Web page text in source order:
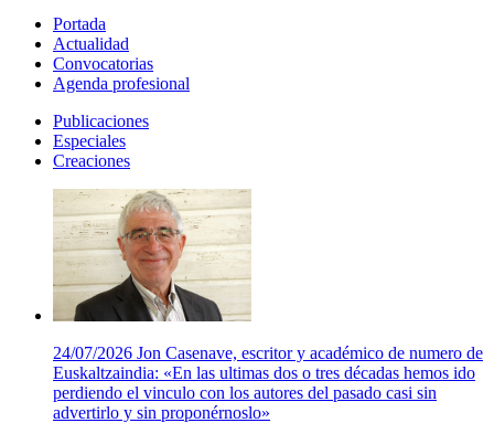
Portada
Actualidad
Convocatorias
Agenda profesional
Publicaciones
Especiales
Creaciones
24/07/2026 Jon Casenave, escritor y académico de numero de
Euskaltzaindia: «En las ultimas dos o tres décadas hemos ido
perdiendo el vinculo con los autores del pasado casi sin
advertirlo y sin proponérnoslo»